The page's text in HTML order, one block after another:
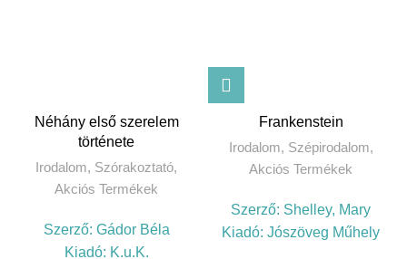
Néhány első szerelem
története
Irodalom, Szórakoztató,
Akciós Termékek
Szerző: Gádor Béla
Kiadó: K.u.K.
Frankenstein
Irodalom, Szépirodalom,
Akciós Termékek
Szerző: Shelley, Mary
Kiadó: Jószöveg Műhely